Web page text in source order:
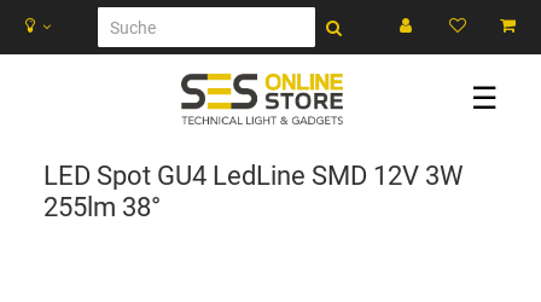
☰
LED Spot GU4 LedLine SMD 12V 3W
255lm 38°